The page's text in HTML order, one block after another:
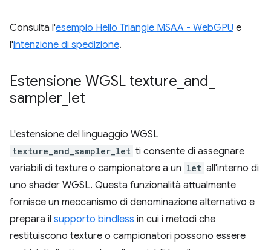
Consulta l'esempio Hello Triangle MSAA - WebGPU e
l'intenzione di spedizione.
Estensione WGSL texture and
sampler let
L'estensione del linguaggio WGSL
texture_and_sampler_let ti consente di assegnare
variabili di texture o campionatore a un let all'interno di
uno shader WGSL. Questa funzionalità attualmente
fornisce un meccanismo di denominazione alternativo e
prepara il supporto bindless in cui i metodi che
restituiscono texture o campionatori possono essere